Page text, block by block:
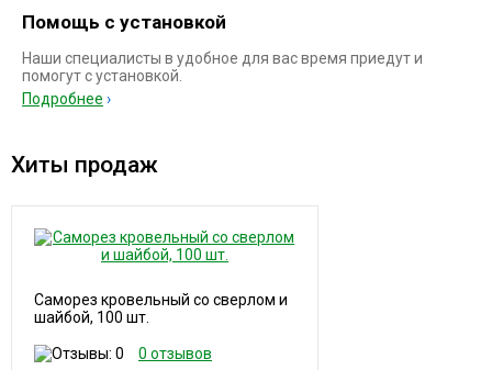
Помощь с установкой
Наши специалисты в удобное для вас время приедут и
помогут с установкой.
Подробнее
Хиты продаж
Саморез кровельный со сверлом и
шайбой, 100 шт.
0 отзывов